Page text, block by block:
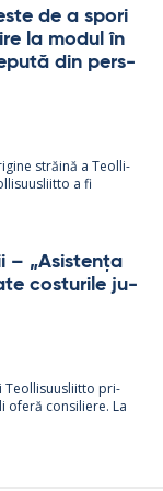
de a spori
la mo­dul în
din pers­
străină a Teol­li­
a fi
– „Asis­tența
cos­tu­rile ju­
Teol­li­suus­liitto pri­
oferă con­si­liere. La